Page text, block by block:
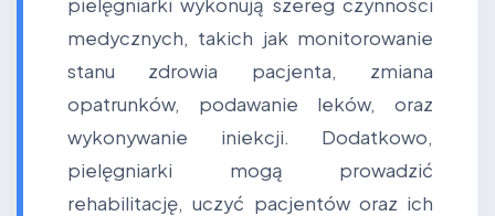
pielęgniarki wykonują szereg czynności
medycznych, takich jak monitorowanie
stanu zdrowia pacjenta, zmiana
opatrunków, podawanie leków, oraz
wykonywanie iniekcji. Dodatkowo,
pielęgniarki mogą prowadzić
rehabilitację, uczyć pacjentów oraz ich